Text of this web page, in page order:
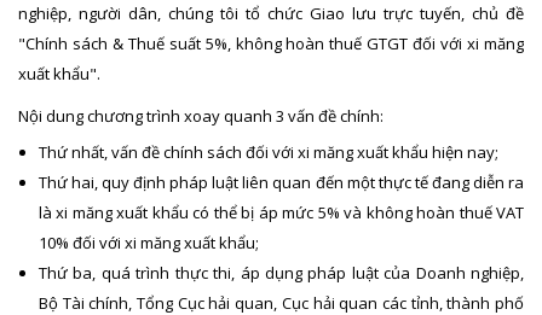
nghiệp, người dân, chúng tôi tổ chức Giao lưu trực tuyến, chủ đề
"Chính sách & Thuế suất 5%, không hoàn thuế GTGT đối với xi măng
xuất khẩu".
Nội dung chương trình xoay quanh 3 vấn đề chính:
Thứ nhất, vấn đề chính sách đối với xi măng xuất khẩu hiện nay;
Thứ hai, quy định pháp luật liên quan đến một thực tế đang diễn ra
là xi măng xuất khẩu có thể bị áp mức 5% và không hoàn thuế VAT
10% đối với xi măng xuất khẩu;
Thứ ba, quá trình thực thi, áp dụng pháp luật của Doanh nghiệp,
Bộ Tài chính, Tổng Cục hải quan, Cục hải quan các tỉnh, thành phố